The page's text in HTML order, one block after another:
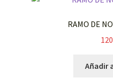
RAMO DE
Añadir